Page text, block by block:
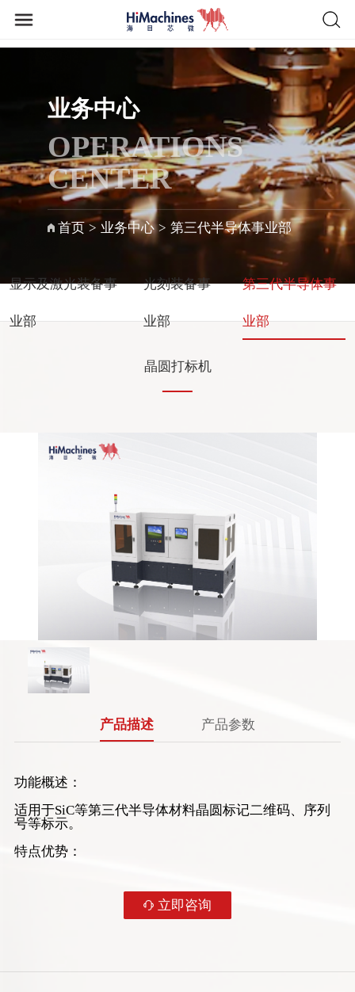
业务中心
OPERATIONS
CENTER
首页 > 业务中心 > 第三代半导体事业部
显示及激光装备事
业部
光刻装备事
业部
第三代半导体事
业部
晶圆打标机
产品描述 产品参数
功能概述：
适用于SiC等第三代半导体材料晶圆标记二维码、序列
号等标示。
特点优势：
立即咨询
您的姓名